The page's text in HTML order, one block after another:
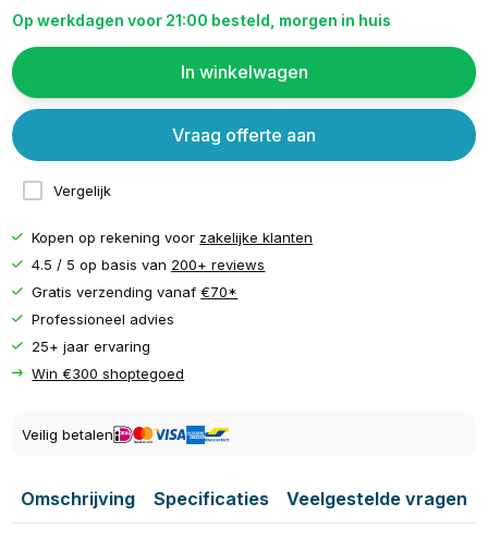
Op werkdagen voor 21:00 besteld, morgen in huis
In winkelwagen
Vergelijk
Vraag offerte aan
Kopen op rekening voor zakelijke klanten
4.5 / 5 op basis van 200+ reviews
Gratis verzending vanaf€70*
Professioneel advies
25+ jaar ervaring
Win €300 shoptegoed
Veilig betalen
Omschrijving Specificaties Veelgestelde vragen